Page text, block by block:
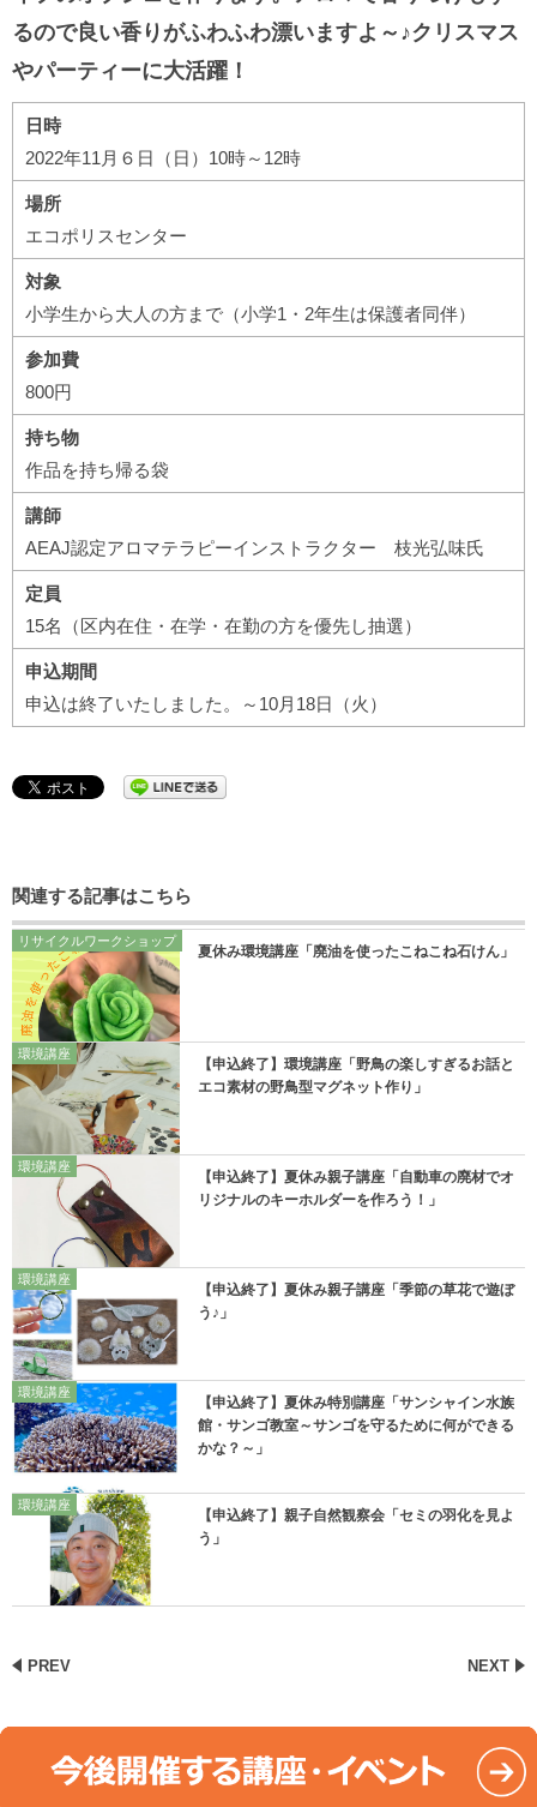
るので良い香りがふわふわ漂いますよ～♪クリスマス
やパーティーに大活躍！
日時
2022年11月６日（日）10時～12時
場所
エコポリスセンター
対象
小学生から大人の方まで（小学1・2年生は保護者同伴）
参加費
800円
持ち物
作品を持ち帰る袋
講師
AEAJ認定アロマテラピーインストラクター 枝光弘味氏
定員
15名（区内在住・在学・在勤の方を優先し抽選）
申込期間
申込は終了いたしました。～10月18日（火）
関連する記事はこちら
リサイクルワークショップ
夏休み環境講座「廃油を使ったこねこね石けん」
環境講座
【申込終了】環境講座「野鳥の楽しすぎるお話と
エコ素材の野鳥型マグネット作り」
環境講座
【申込終了】夏休み親子講座「自動車の廃材でオ
リジナルのキーホルダーを作ろう！」
環境講座
【申込終了】夏休み親子講座「季節の草花で遊ぼ
う♪」
環境講座
【申込終了】夏休み特別講座「サンシャイン水族
館・サンゴ教室～サンゴを守るために何ができる
かな？～」
環境講座
【申込終了】親子自然観察会「セミの羽化を見よ
う」
PREV NEXT